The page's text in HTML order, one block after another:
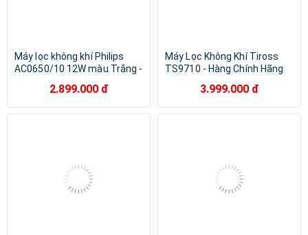
Máy lọc không khí Philips
AC0650/10 12W màu Trắng -
2.899.000 đ
Máy Lọc Không Khí Tiross
TS9710 - Hàng Chính Hãng
3.999.000 đ